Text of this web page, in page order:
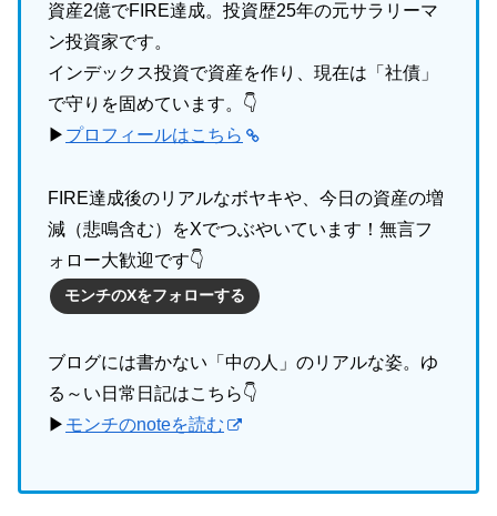
資産2億でFIRE達成。投資歴25年の元サラリーマ
ン投資家です。
インデックス投資で資産を作り、現在は「社債」
で守りを固めています。👇
▶ プロフィールはこちら
FIRE達成後のリアルなボヤキや、今日の資産の増
減（悲鳴含む）をXでつぶやいています！無言フ
ォロー大歓迎です👇
モンチのXをフォローする
ブログには書かない「中の人」のリアルな姿。ゆ
る～い日常日記はこちら👇
▶ モンチのnoteを読む